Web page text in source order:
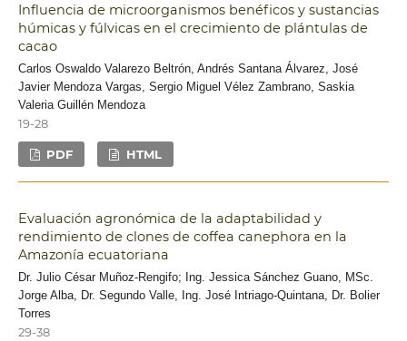
Influencia de microorganismos benéficos y sustancias
húmicas y fúlvicas en el crecimiento de plántulas de
cacao
Carlos Oswaldo Valarezo Beltrón, Andrés Santana Álvarez, José
Javier Mendoza Vargas, Sergio Miguel Vélez Zambrano, Saskia
Valeria Guillén Mendoza
19-28
PDF HTML
Evaluación agronómica de la adaptabilidad y
rendimiento de clones de coffea canephora en la
Amazonía ecuatoriana
Dr. Julio César Muñoz-Rengifo; Ing. Jessica Sánchez Guano, MSc.
Jorge Alba, Dr. Segundo Valle, Ing. José Intriago-Quintana, Dr. Bolier
Torres
29-38